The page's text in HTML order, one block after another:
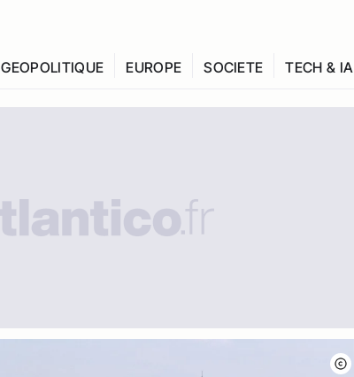
GEOPOLITIQUE EUROPE SOCIETE TECH & IA